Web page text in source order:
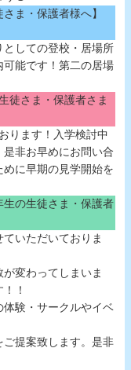
ま・保護者様へ】
しての登校・居場所
能です！第二の居場
徒さま・保護者さま
ります！入学検討中
非お早めにお問い合
に早期の見学開始を
生の生徒さま・保護者
いただいておりま
変わってしまいま
！
験・サークルやイベ
提案致します。是非